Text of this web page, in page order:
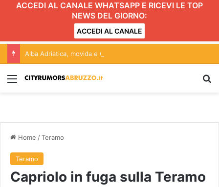
ACCEDI AL CANALE WHATSAPP E RICEVI LE TOP
NEWS DEL GIORNO:
ACCEDI AL CANALE
Menu
Home /Teramo
Teramo
Capriolo in fuga sulla Teramo